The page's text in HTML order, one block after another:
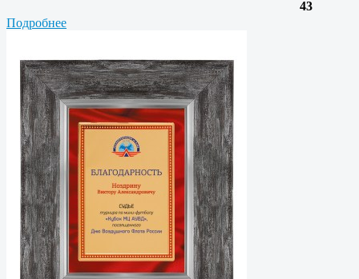
43
Подробнее